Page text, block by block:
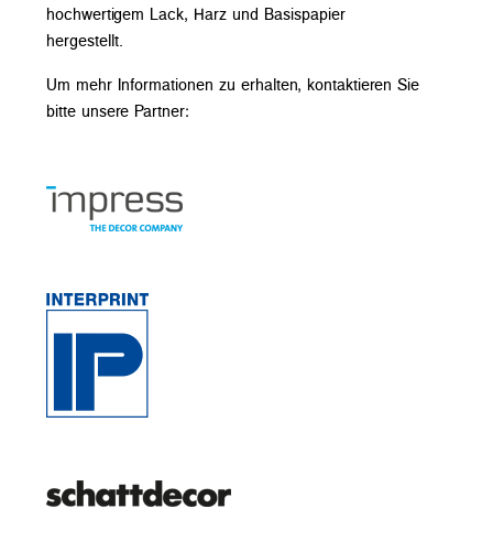
hochwertigem Lack, Harz und Basispapier
hergestellt.
Um mehr Informationen zu erhalten, kontaktieren Sie
bitte unsere Partner: